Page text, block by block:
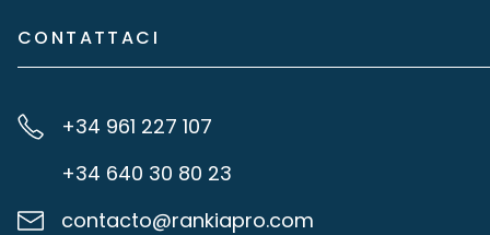
CONTATTACI
+34 961 227 107
+34 640 30 80 23
contacto@rankiapro.com